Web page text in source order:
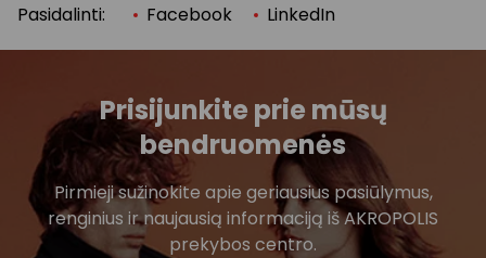
Pasidalinti: Facebook LinkedIn
Prisijunkite prie mūsų
bendruomenės
Pirmieji sužinokite apie geriausius pasiūlymus,
renginius ir naujausią informaciją iš AKROPOLIS
prekybos centro.